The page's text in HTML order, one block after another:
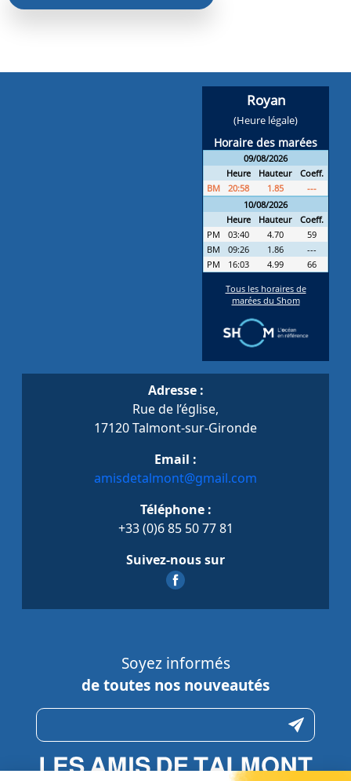
Adresse :
Rue de l’église,
17120 Talmont-sur-Gironde
Email :
amisdetalmont@gmail.com
Téléphone :
+33 (0)6 85 50 77 81
Suivez-nous sur
Soyez informés
de toutes nos nouveautés